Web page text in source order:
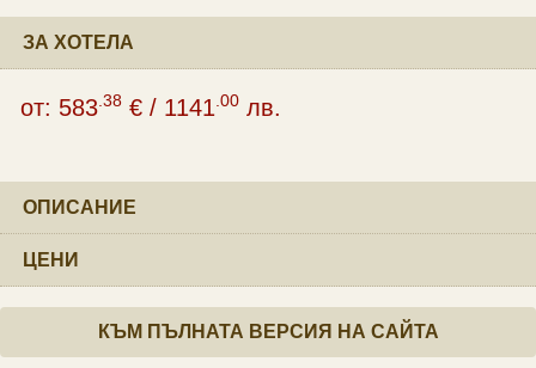
ЗА ХОТЕЛА
от: 583 .38 € / 1141 .00 лв.
ОПИСАНИЕ
ЦЕНИ
КЪМ ПЪЛНАТА ВЕРСИЯ НА САЙТА